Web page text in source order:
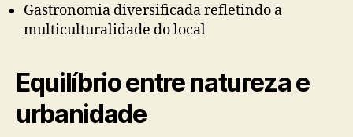
Gastronomia diversificada refletindo a
multiculturalidade do local
Equilíbrio entre natureza e
urbanidade